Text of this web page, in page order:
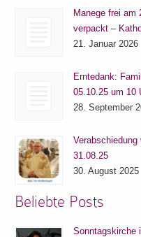
Manege frei am
verpackt –
21. Januar 2026
Erntedank:
05.10.25 um 10
28. September
31.08.25
30. August 2025
Beliebte Posts
Sonntagskirche